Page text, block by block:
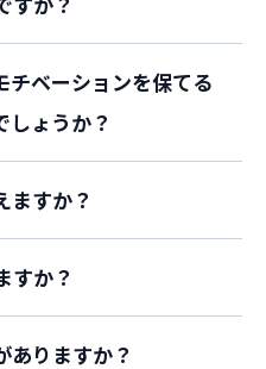
チベーションを保てる
しょうか？
ますか？
すか？
ありますか？